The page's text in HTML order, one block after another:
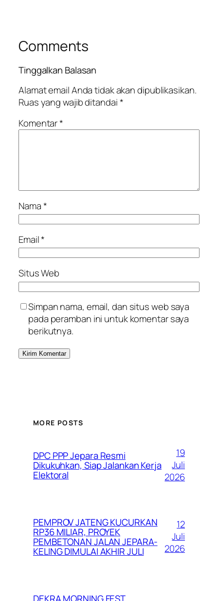
Comments
Tinggalkan Balasan
Alamat email Anda tidak akan dipublikasikan.
Ruas yang wajib ditandai*
Komentar*
Nama*
Email*
Situs Web
Simpan nama, email, dan situs web saya
pada peramban ini untuk komentar saya
berikutnya.
MORE POSTS
DPC PPP Jepara Resmi
Dikukuhkan, Siap Jalankan Kerja
Elektoral
19
Juli
2026
PEMPROV JATENG KUCURKAN
RP36 MILIAR, PROYEK
PEMBETONAN JALAN JEPARA-
KELING DIMULAI AKHIR JULI
12
Juli
2026